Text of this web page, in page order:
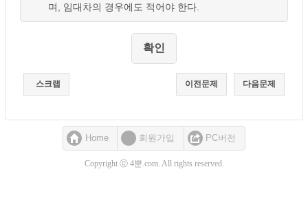
며, 임대차의 경우에도 적어야 한다.
스크랩 다음문제
이전문제
Home 회원가입 PC버전
Copyright ⓒ 4뿐.com. All rights reserved.